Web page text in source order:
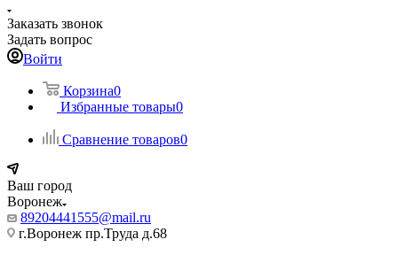
Заказать звонок
Задать вопрос
Войти
Корзина0
Избранные товары0
Сравнение товаров0
Ваш город
Воронеж
89204441555@mail.ru
г.Воронеж пр.Труда д.68